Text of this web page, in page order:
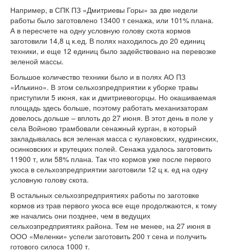
Например, в СПК ПЗ «Дмитриевы Горы» за две недели
работы было заготовлено 13400 т сенажа, или 101% плана.
А в пересчете на одну условную голову скота кормов
заготовили 14,8 ц к.ед. В полях находилось до 20 единиц
техники, и еще 12 единиц было задействовано на перевозке
зеленой массы.
Большое количество техники было и в полях АО ПЗ
«Илькино». В этом сельхозпредприятии к уборке травы
приступили 5 июня, как и дмитриевогорцы. Но окашиваемая
площадь здесь больше, поэтому работать механизаторам
довелось дольше – вплоть до 27 июня. В этот день в поле у
села Войново трамбовали сенажный курган, в который
закладывалась вся зеленая масса с кулаковских, кудринских,
осинковских и крутецких полей. Сенажа удалось заготовить
11900 т, или 58% плана. Так что кормов уже после первого
укоса в сельхозпредприятии заготовили 12 ц к. ед на одну
условную голову скота.
В остальных сельхозпредприятиях работы по заготовке
кормов из трав первого укоса все еще продолжаются, к тому
же начались они позднее, чем в ведущих
сельхозпредприятиях района. Тем не менее, на 27 июня в
ООО «Меленки» успели заготовить 200 т сена и получить
готового силоса 1000 т.